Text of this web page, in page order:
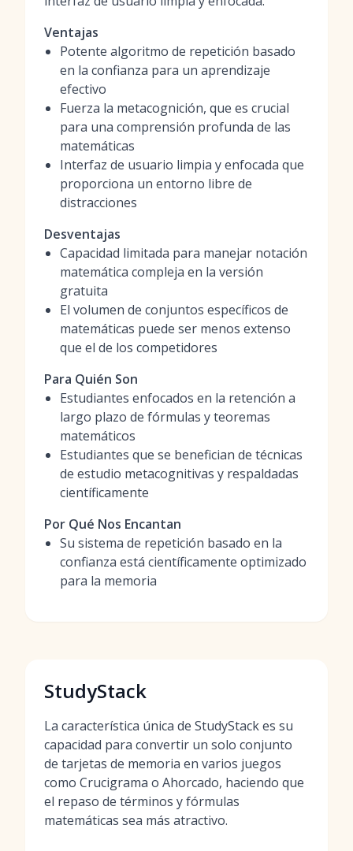
Ventajas
Potente algoritmo de repetición basado
en la confianza para un aprendizaje
efectivo
Fuerza la metacognición, que es crucial
para una comprensión profunda de las
matemáticas
Interfaz de usuario limpia y enfocada que
proporciona un entorno libre de
distracciones
Desventajas
Capacidad limitada para manejar notación
matemática compleja en la versión
gratuita
El volumen de conjuntos específicos de
matemáticas puede ser menos extenso
que el de los competidores
Para Quién Son
Estudiantes enfocados en la retención a
largo plazo de fórmulas y teoremas
matemáticos
Estudiantes que se benefician de técnicas
de estudio metacognitivas y respaldadas
científicamente
Por Qué Nos Encantan
Su sistema de repetición basado en la
confianza está científicamente optimizado
para la memoria
StudyStack
La característica única de StudyStack es su
capacidad para convertir un solo conjunto
de tarjetas de memoria en varios juegos
como Crucigrama o Ahorcado, haciendo que
el repaso de términos y fórmulas
matemáticas sea más atractivo.